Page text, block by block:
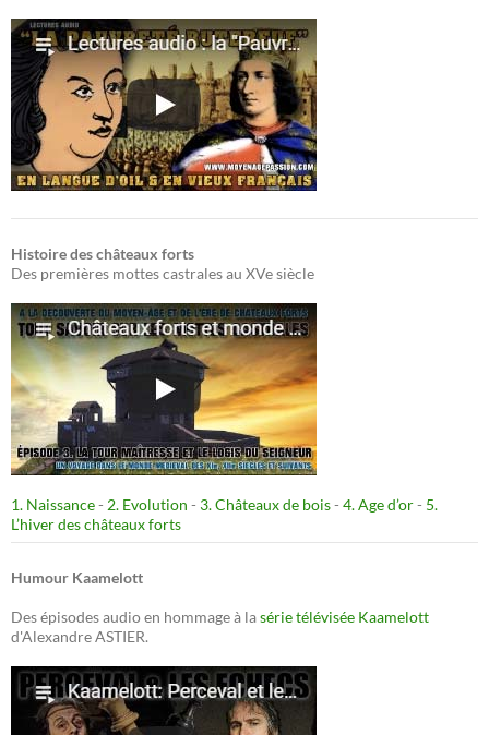
Histoire des châteaux forts
Des premières mottes castrales au XVe siècle
1. Naissance- 2. Evolution - 3. Châteaux de bois- 4. Age d’or- 5.
L’hiver des châteaux forts
Humour Kaamelott
Des épisodes audio en hommage à lasérie télévisée Kaamelott
d'Alexandre ASTIER.